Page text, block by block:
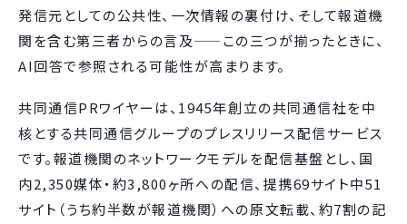
発信元としての公共性、一次情報の裏付け、そして報道機
関を含む第三者からの言及——この三つが揃ったときに、
AI回答で参照される可能性が高まります。
共同通信PRワイヤーは、1945年創立の共同通信社を中
核とする共同通信グループのプレスリリース配信サービス
です。報道機関のネットワークモデルを配信基盤とし、国
内2,350媒体・約3,800ヶ所への配信、提携69サイト中51
サイト（うち約半数が報道機関）への原文転載、約7割の記